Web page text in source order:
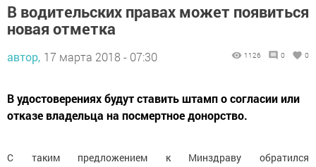
В водительских правах может появиться
новая отметка
автор, 17 марта 2018 - 07:30 1126 0 0
В удостоверениях будут ставить штамп о согласии или
отказе владельца на посмертное донорство.
С таким предложением к Минздраву обратился